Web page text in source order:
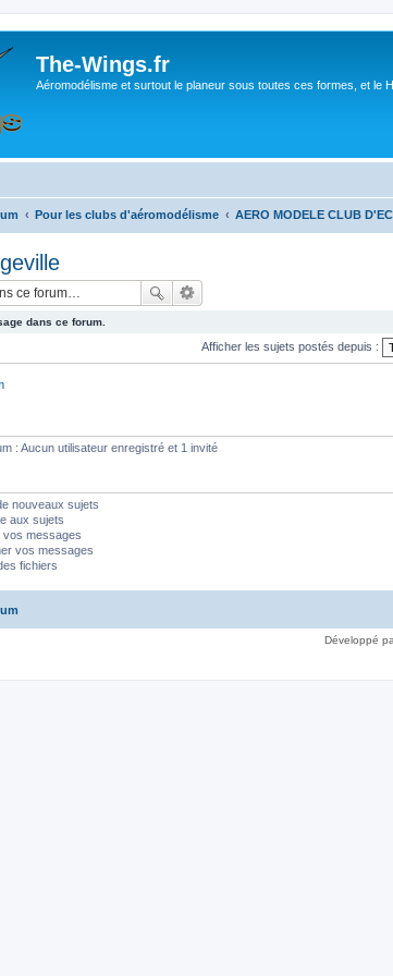
The-Wings.fr
Aéromodélisme et surtout le planeur sous toutes ces formes, et le
Pour les clubs d'aéromodélisme AERO MODELE CLUB
dans ce forum.
Afficher les sujets postés depuis :
: Aucun utilisateur enregistré et 1 invité
nouveaux sujets
aux sujets
vos messages
vos messages
fichiers
Développé